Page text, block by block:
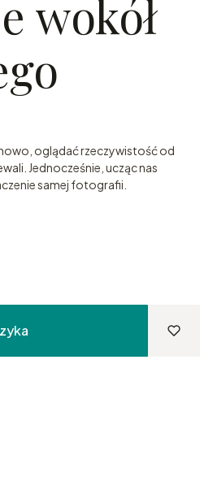
wokół
oglądać rzeczywistość od
Jednocześnie, ucząc nas
samej fotografii.